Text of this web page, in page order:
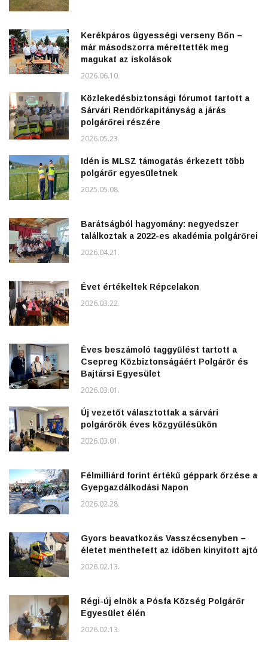
Kerékpáros ügyességi verseny Bőn –
már másodszorra mérettették meg
magukat az iskolások
2026.06.10.
Közlekedésbiztonsági fórumot tartott a
Sárvári Rendőrkapitányság a járás
polgárőrei részére
2026.05.23.
Idén is MLSZ támogatás érkezett több
polgárőr egyesületnek
2025.05.08.
Barátságból hagyomány: negyedszer
találkoztak a 2022-es akadémia polgárőrei
2026.04.21.
Évet értékeltek Répcelakon
2026.03.22.
Éves beszámoló taggyűlést tartott a
Csepreg Közbiztonságáért Polgárőr és
Bajtársi Egyesület
2026.03.01.
Új vezetőt választottak a sárvári
polgárőrök éves közgyűlésükön
2026.03.01.
Félmilliárd forint értékű géppark őrzése a
Gyepgazdálkodási Napon
2026.02.28.
Gyors beavatkozás Vasszécsenyben –
életet menthetett az időben kinyitott ajtó
2026.02.13.
Régi-új elnök a Pósfa Község Polgárőr
Egyesület élén
2026.02.13.